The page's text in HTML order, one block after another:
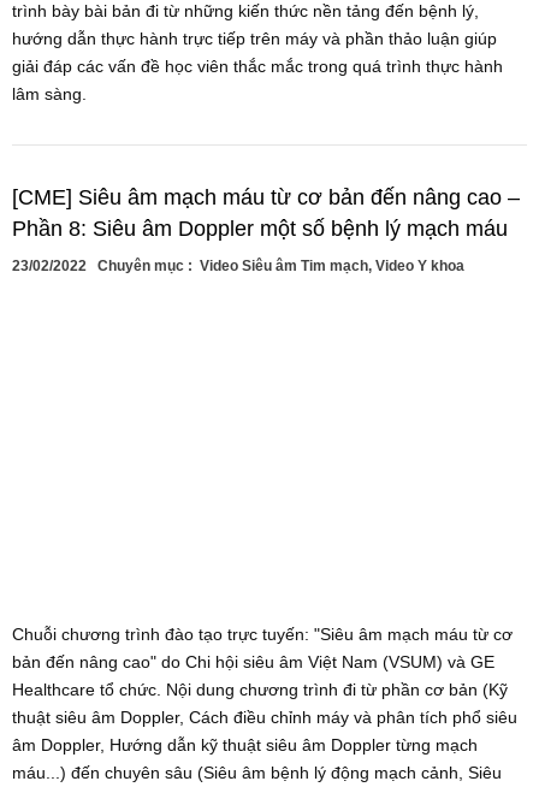
trình bày bài bản đi từ những kiến thức nền tảng đến bệnh lý,
hướng dẫn thực hành trực tiếp trên máy và phần thảo luận giúp
giải đáp các vấn đề học viên thắc mắc trong quá trình thực hành
lâm sàng.
[CME] Siêu âm mạch máu từ cơ bản đến nâng cao –
Phần 8: Siêu âm Doppler một số bệnh lý mạch máu
23/02/2022 Chuyên mục : Video Siêu âm Tim mạch, Video Y khoa
Chuỗi chương trình đào tạo trực tuyến: "Siêu âm mạch máu từ cơ
bản đến nâng cao" do Chi hội siêu âm Việt Nam (VSUM) và GE
Healthcare tổ chức. Nội dung chương trình đi từ phần cơ bản (Kỹ
thuật siêu âm Doppler, Cách điều chỉnh máy và phân tích phổ siêu
âm Doppler, Hướng dẫn kỹ thuật siêu âm Doppler từng mạch
máu...) đến chuyên sâu (Siêu âm bệnh lý động mạch cảnh, Siêu